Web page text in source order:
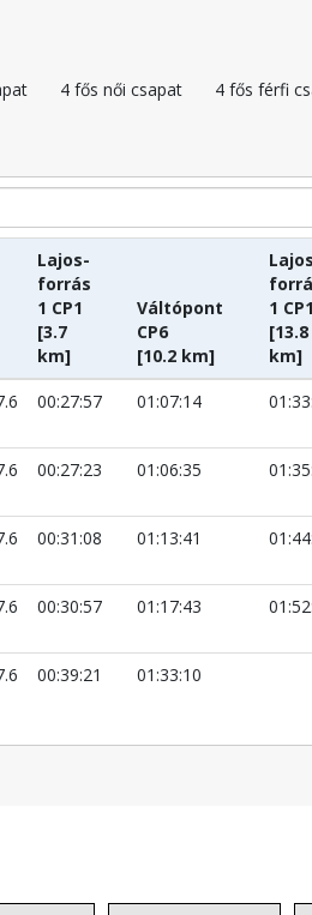
4 fős női csapat 4 fős férfi
Lajos-
forrás
1 CP1
[3.7
km]
Váltópont
CP6
[10.2 km]
1 CP1
[13.8
km]
00:27:57 01:07:14
00:27:23 01:06:35
00:31:08 01:13:41
00:30:57 01:17:43
00:39:21 01:33:10